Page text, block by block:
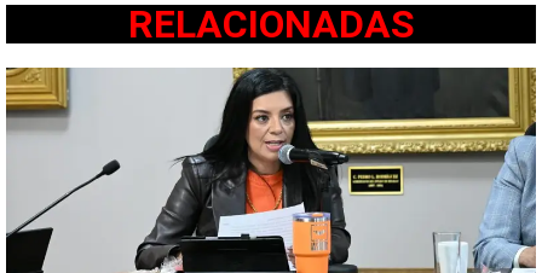
RELACIONADAS